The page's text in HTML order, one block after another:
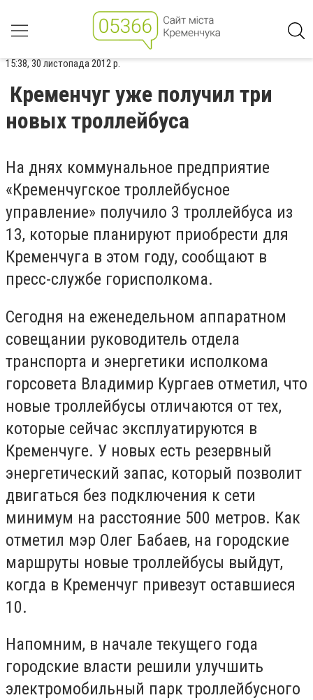
15:38, 30 листопада 2012 р.
Кременчуг уже получил три
новых троллейбуса
На днях коммунальное предприятие
«Кременчугское троллейбусное
управление» получило 3 троллейбуса из
13, которые планируют приобрести для
Кременчуга в этом году, сообщают в
пресс-службе горисполкома.
Сегодня на еженедельном аппаратном
совещании руководитель отдела
транспорта и энергетики исполкома
горсовета Владимир Кургаев отметил, что
новые троллейбусы отличаются от тех,
которые сейчас эксплуатируются в
Кременчуге. У новых есть резервный
энергетический запас, который позволит
двигаться без подключения к сети
минимум на расстояние 500 метров. Как
отметил мэр Олег Бабаев, на городские
маршруты новые троллейбусы выйдут,
когда в Кременчуг привезут оставшиеся
10.
Напомним, в начале текущего года
городские власти решили улучшить
электромобильный парк троллейбусного